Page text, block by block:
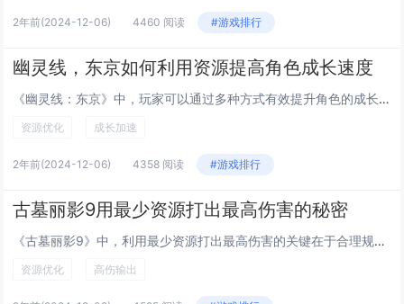
2年前(2024-12-06) 4460 阅读 #游戏排行
幽灵线，东京如何利用资源提高角色成长速度
《幽灵线：东京》中，玩家可以通过多种方式有效提升角色的成长速度。合理利用游戏中的“灵体”资源，通过击败敌人收集灵体，可以快速提升角色等级和技能。探索游戏世界，完成各种任务和挑战，不仅能够获得经验值，还能解锁新的能力和装备。优化装备配置，选择...
资源优化 成长加速
2年前(2024-12-06) 4358 阅读 #游戏排行
古墓丽影9用最少资源打出最高伤害的秘密
《古墓丽影9》中，利用最少资源打出最高伤害的关键在于合理规划装备与技能、精准控制敌人数量和位置。通过选择适合的难度，使用近战武器节省弹药，同时利用环境优势设置陷阱或进行伏击。游戏中，劳拉的技能树可以着重发展生存和探索分支，以提高资源收集效率...
资源优化 高伤输出